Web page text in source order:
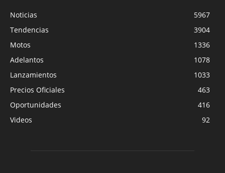
Noticias
5967
Tendencias
3904
Motos
1336
Adelantos
1078
Lanzamientos
1033
Precios Oficiales
463
Oportunidades
416
Videos
92